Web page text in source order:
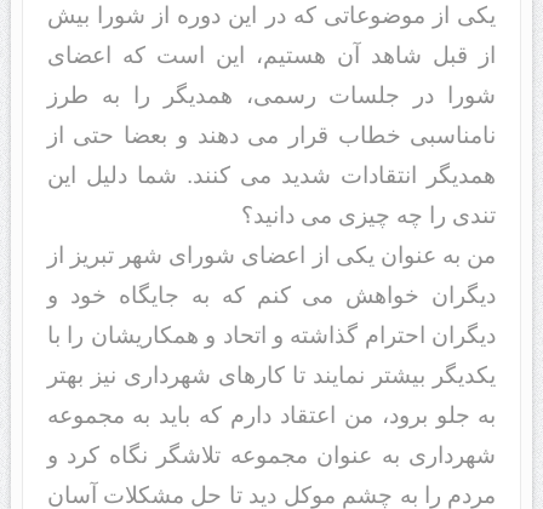
یکی از موضوعاتی که در این دوره از شورا بیش
از قبل شاهد آن هستیم، این است که اعضای
شورا در جلسات رسمی، همدیگر را به طرز
نامناسبی خطاب قرار می دهند و بعضا حتی از
همدیگر انتقادات شدید می کنند. شما دلیل این
تندی را چه چیزی می دانید؟
من به عنوان یکی از اعضای شورای شهر تبریز از
دیگران خواهش می کنم که به جایگاه خود و
دیگران احترام گذاشته و اتحاد و همکاریشان را با
یکدیگر بیشتر نمایند تا کارهای شهرداری نیز بهتر
به جلو برود، من اعتقاد دارم که باید به مجموعه
شهرداری به عنوان مجموعه تلاشگر نگاه کرد و
مردم را به چشم موکل دید تا حل مشکلات آسان